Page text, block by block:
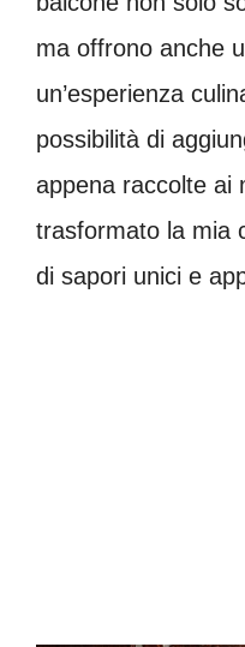
ma offrono anche
un’esperienza
possibilità di
appena raccolte ai
trasformato la mia
di sapori unici e